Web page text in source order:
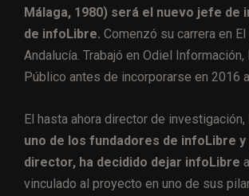
Málaga, 1980) será el nuevo jefe de
de infoLibre. Comenzó su carrera en
Andalucía. Trabajó en Odiel Información,
Público antes de incorporarse en 2016
El hasta ahora director de investigación,
uno de los fundadores de infoLibre
director, ha decidido dejar infoLibre
vinculado al proyecto en uno de sus